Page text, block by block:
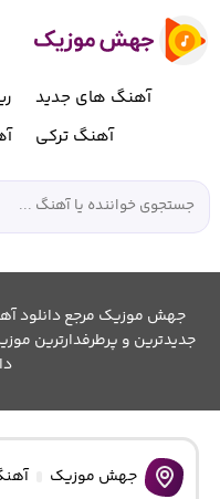
آهنگ های جدید
آهنگ ترکی
جهش موزیک مرجع دانلود
جدیدترین و پرطرفدارترین
جهش موزیک